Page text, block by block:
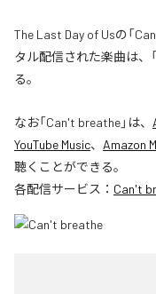
The Last Day of Usの「
タル配信された楽曲は、
る。
なお「Can't breathe」は、
YouTube Music、 Amazon
聴くことができる。
各配信サービス： Can't